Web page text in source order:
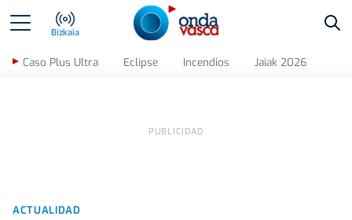
Bizkaia
Caso Plus Ultra Eclipse Incendios Jaiak 2026
ACTUALIDAD